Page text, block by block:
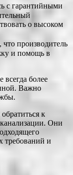
с гарантийными
о высоком
что производитель
и помощь в
более
Важно
к
Они
требований и